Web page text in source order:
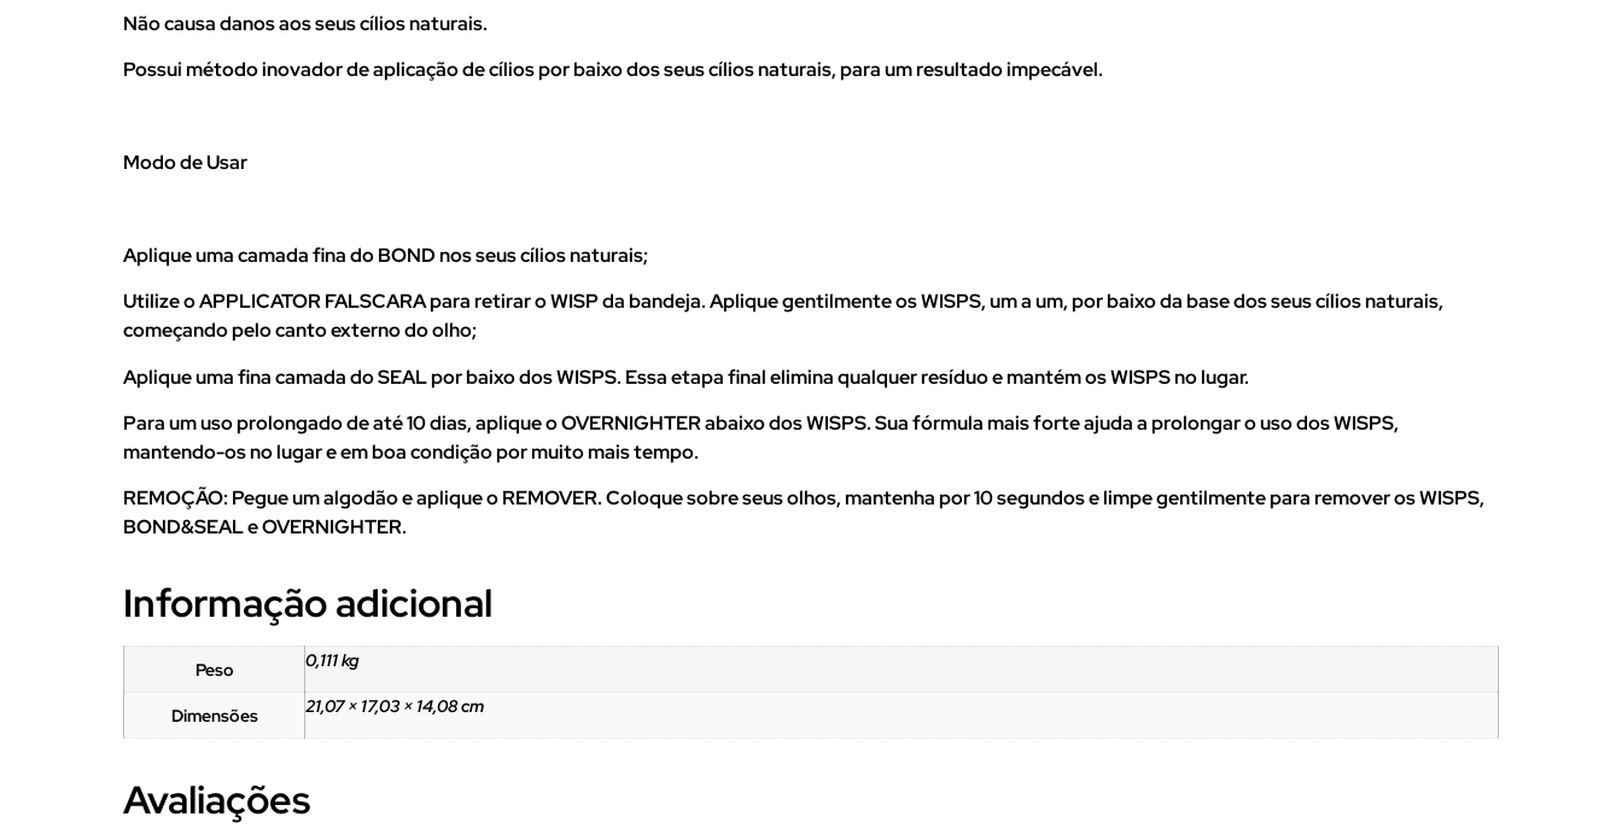
Não causa danos aos seus cílios naturais.
Possui método inovador de aplicação de cílios por baixo dos seus cílios naturais, para um resultado impecável.
Modo de Usar
Aplique uma camada fina do BOND nos seus cílios naturais;
Utilize o APPLICATOR FALSCARA para retirar o WISP da bandeja. Aplique gentilmente os WISPS, um a um, por baixo da base dos seus cílios naturais,
começando pelo canto externo do olho;
Aplique uma fina camada do SEAL por baixo dos WISPS. Essa etapa final elimina qualquer resíduo e mantém os WISPS no lugar.
Para um uso prolongado de até 10 dias, aplique o OVERNIGHTER abaixo dos WISPS. Sua fórmula mais forte ajuda a prolongar o uso dos WISPS,
mantendo-os no lugar e em boa condição por muito mais tempo.
REMOÇÃO: Pegue um algodão e aplique o REMOVER. Coloque sobre seus olhos, mantenha por 10 segundos e limpe gentilmente para remover os WISPS,
BOND&SEAL e OVERNIGHTER.
Informação adicional
Peso 0,111 kg
Dimensões 21,07 × 17,03 × 14,08 cm
Avaliações